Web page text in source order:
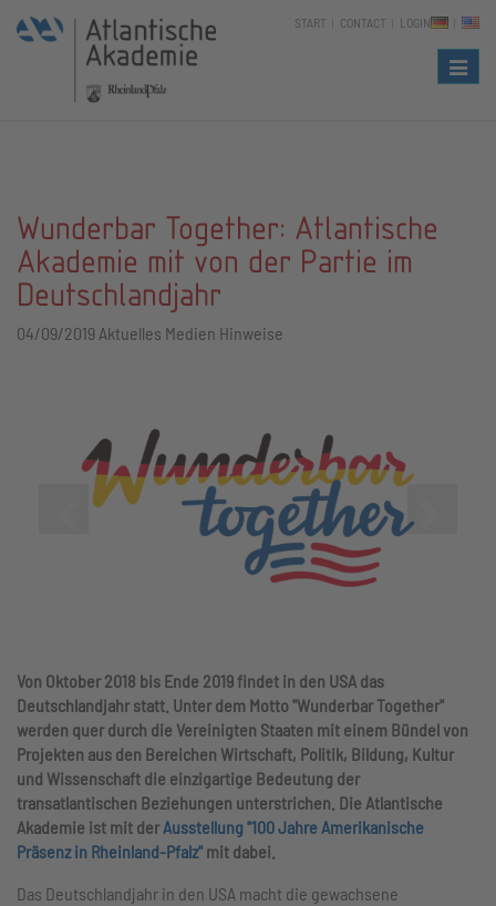
START CONTACT LOGIN
Wunderbar Together: Atlantische
Akademie mit von der Partie im
Deutschlandjahr
04/09/2019 Aktuelles Medien Hinweise
Zurück
Von Oktober 2018 bis Ende 2019 findet in den USA das
Deutschlandjahr statt. Unter dem Motto "Wunderbar Together"
werden quer durch die Vereinigten Staaten mit einem Bündel von
Projekten aus den Bereichen Wirtschaft, Politik, Bildung, Kultur
und Wissenschaft die einzigartige Bedeutung der
transatlantischen Beziehungen unterstrichen. Die Atlantische
Akademie ist mit derAusstellung "100 Jahre Amerikanische
Präsenz in Rheinland-Pfalz" mit dabei.
Das Deutschlandjahr in den USA macht die gewachsene